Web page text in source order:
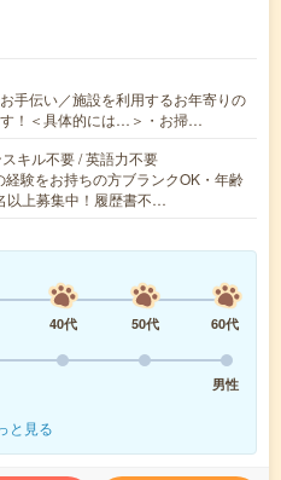
手伝い／施設を利用するお年寄りの
！＜具体的には…＞・お掃…
キル不要 / 英語力不要
経験をお持ちの方ブランクOK・年齢
以上募集中！履歴書不…
40代 50代
60代
男性
と見る